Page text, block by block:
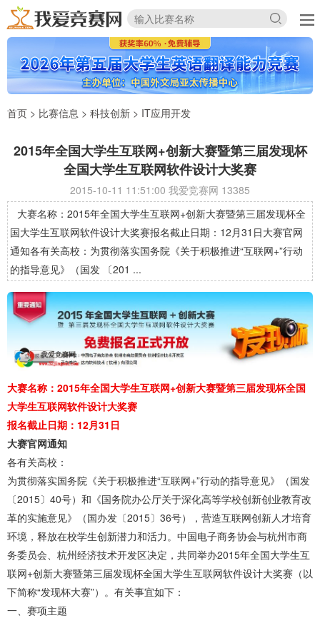
首页 > 比赛信息 > 科技创新 > IT应用开发
2015年全国大学生互联网+创新大赛暨第三届发现杯
全国大学生互联网软件设计大奖赛
2015-10-11 11:51:00 我爱竞赛网 13385
大赛名称：2015年全国大学生互联网+创新大赛暨第三届发现杯全
国大学生互联网软件设计大奖赛报名截止日期：12月31日大赛官网
通知各有关高校：为贯彻落实国务院《关于积极推进“互联网+”行动
的指导意见》（国发 〔201 ...
大赛名称：2015年全国大学生互联网+创新大赛暨第三届发现杯全国
大学生互联网软件设计大奖赛
报名截止日期：12月31日
大赛官网通知
各有关高校：
为贯彻落实国务院《关于积极推进“互联网+”行动的指导意见》（国发
〔2015〕40号）和《国务院办公厅关于深化高等学校创新创业教育改
革的实施意见》（国办发〔2015〕36号），营造互联网创新人才培育
环境，释放在校学生创新潜力和活力。中国电子商务协会与杭州市商
务委员会、杭州经济技术开发区决定，共同举办2015年全国大学生互
联网+创新大赛暨第三届发现杯全国大学生互联网软件设计大奖赛（以
下简称“发现杯大赛”）。有关事宜如下：
一、赛项主题